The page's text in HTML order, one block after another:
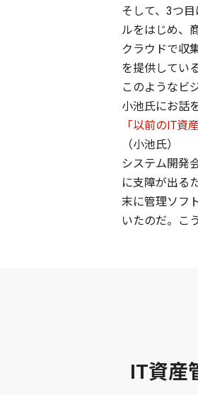
そして、3つ
ルをはじめ、
クラウドで収
を提供している
このようなビ
小池氏にお話
「以前のIT資
（小池氏）
システム開発
に支障が出る
末に管理ソフ
いたのだ。こ
IT資産